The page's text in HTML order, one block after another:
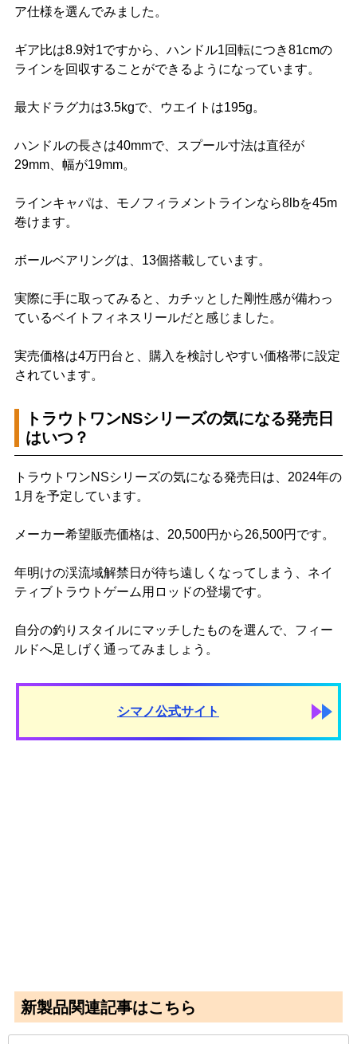
ア仕様を選んでみました。
ギア比は8.9対1ですから、ハンドル1回転につき81cmの
ラインを回収することができるようになっています。
最大ドラグ力は3.5kgで、ウエイトは195g。
ハンドルの長さは40mmで、スプール寸法は直径が
29mm、幅が19mm。
ラインキャパは、モノフィラメントラインなら8lbを45m
巻けます。
ボールベアリングは、13個搭載しています。
実際に手に取ってみると、カチッとした剛性感が備わっ
ているベイトフィネスリールだと感じました。
実売価格は4万円台と、購入を検討しやすい価格帯に設定
されています。
トラウトワンNSシリーズの気になる発売日
はいつ？
トラウトワンNSシリーズの気になる発売日は、2024年の
1月を予定しています。
メーカー希望販売価格は、20,500円から26,500円です。
年明けの渓流域解禁日が待ち遠しくなってしまう、ネイ
ティブトラウトゲーム用ロッドの登場です。
自分の釣りスタイルにマッチしたものを選んで、フィー
ルドへ足しげく通ってみましょう。
シマノ公式サイト
新製品関連記事はこちら